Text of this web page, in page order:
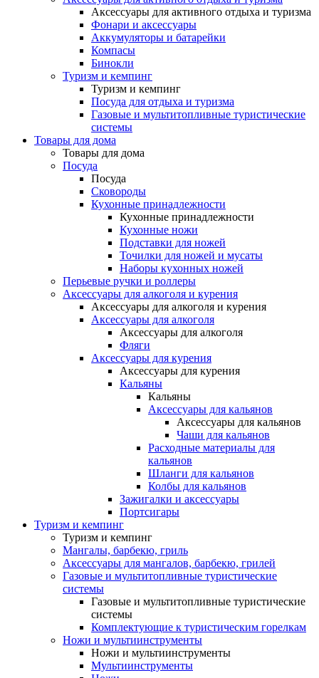
Аксессуары для активного отдыха и туризма
Фонари и аксессуары
Аккумуляторы и батарейки
Компасы
Бинокли
Туризм и кемпинг
Туризм и кемпинг
Посуда для отдыха и туризма
Газовые и мультитопливные туристические
системы
Товары для дома
Товары для дома
Посуда
Посуда
Сковороды
Кухонные принадлежности
Кухонные принадлежности
Кухонные ножи
Подставки для ножей
Точилки для ножей и мусаты
Наборы кухонных ножей
Перьевые ручки и роллеры
Аксессуары для алкоголя и курения
Аксессуары для алкоголя и курения
Аксессуары для алкоголя
Аксессуары для алкоголя
Фляги
Аксессуары для курения
Аксессуары для курения
Кальяны
Кальяны
Аксессуары для кальянов
Аксессуары для кальянов
Чаши для кальянов
Расходные материалы для
кальянов
Шланги для кальянов
Колбы для кальянов
Зажигалки и аксессуары
Портсигары
Туризм и кемпинг
Туризм и кемпинг
Мангалы, барбекю, гриль
Аксессуары для мангалов, барбекю, грилей
Газовые и мультитопливные туристические
системы
Газовые и мультитопливные туристические
системы
Комплектующие к туристическим горелкам
Ножи и мультиинструменты
Ножи и мультиинструменты
Мультиинструменты